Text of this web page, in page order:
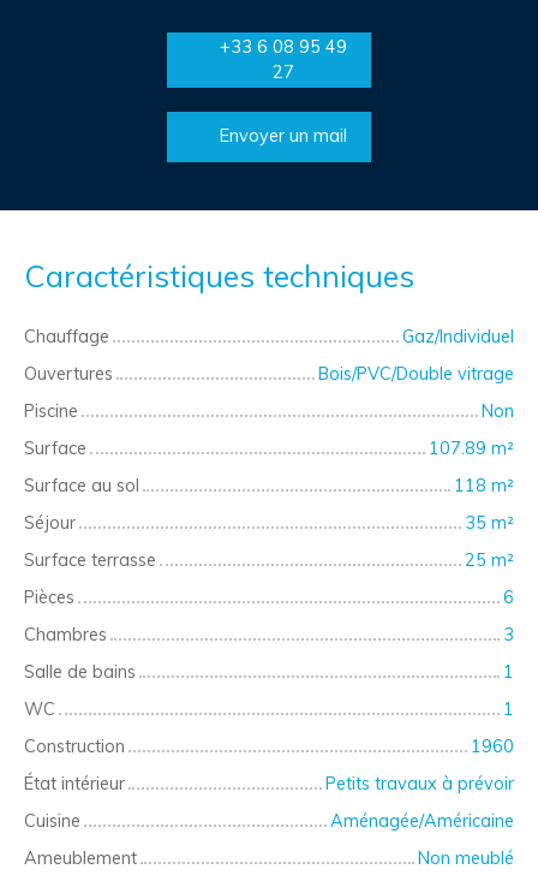
+33 6 08 95 49
27
Envoyer un mail
Caractéristiques techniques
Chauffage
Gaz/Individuel
Ouvertures
Bois/PVC/Double vitrage
Piscine
Non
Surface
107.89 m²
Surface au sol
118 m²
Séjour
35 m²
Surface terrasse
25 m²
Pièces
6
Chambres
3
Salle de bains
1
WC
1
Construction
1960
État intérieur
Petits travaux à prévoir
Cuisine
Aménagée/Américaine
Ameublement
Non meublé